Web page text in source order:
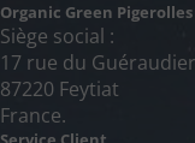
Organic Green Pigerolles
Siège social :
17 rue du Guéraudier
87220 Feytiat
France.